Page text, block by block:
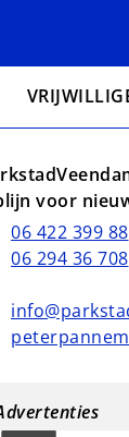
voor
06 422 399 88
06 294 36 708